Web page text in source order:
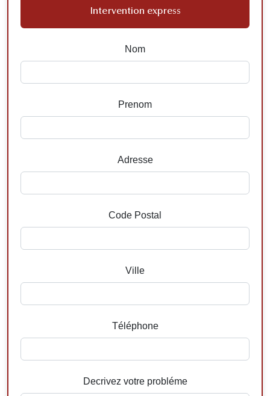
Intervention express
Nom
Prenom
Adresse
Code Postal
Ville
Téléphone
Decrivez votre probléme